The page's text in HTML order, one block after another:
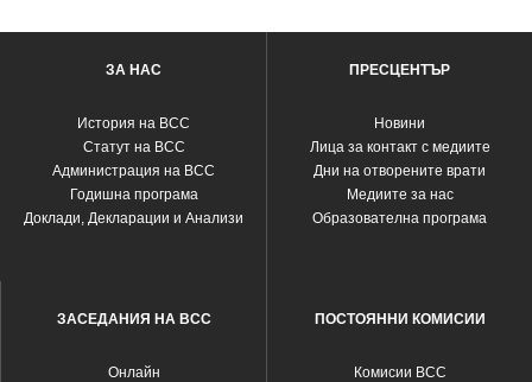
ЗА НАС
История на ВСС
Статут на ВСС
Администрация на ВСС
Годишна програма
Доклади, Декларации и Анализи
ПРЕСЦЕНТЪР
Новини
Лица за контакт с медиите
Дни на отворените врати
Медиите за нас
Образователна програма
ЗАСЕДАНИЯ НА ВСС
Oнлайн
ПОСТОЯННИ КОМИСИИ
Комисии ВСС